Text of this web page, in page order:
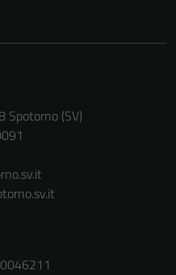
Spotorno (SV)